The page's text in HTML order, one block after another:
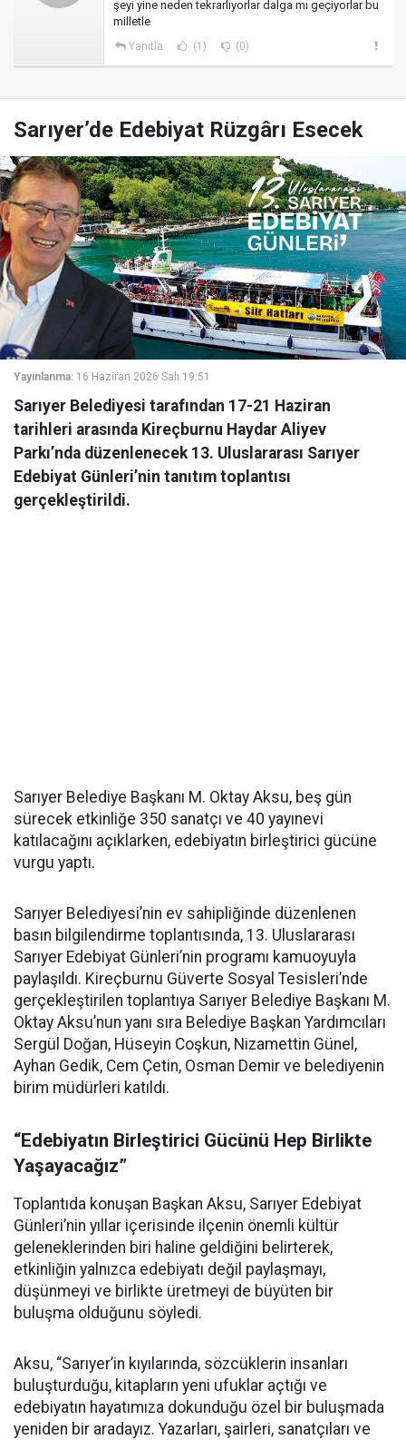
şeyi yine neden tekrarlıyorlar dalga mı geçiyorlar bu
milletle
Yanıtla (1) (0)
Sarıyer’de Edebiyat Rüzgârı Esecek
Yayınlanma: 16 Haziran 2026 Salı 19:51
Sarıyer Belediyesi tarafından 17-21 Haziran
tarihleri arasında Kireçburnu Haydar Aliyev
Parkı’nda düzenlenecek 13. Uluslararası Sarıyer
Edebiyat Günleri’nin tanıtım toplantısı
gerçekleştirildi.
Sarıyer Belediye Başkanı M. Oktay Aksu, beş gün
sürecek etkinliğe 350 sanatçı ve 40 yayınevi
katılacağını açıklarken, edebiyatın birleştirici gücüne
vurgu yaptı.
Sarıyer Belediyesi’nin ev sahipliğinde düzenlenen
basın bilgilendirme toplantısında, 13. Uluslararası
Sarıyer Edebiyat Günleri’nin programı kamuoyuyla
paylaşıldı. Kireçburnu Güverte Sosyal Tesisleri’nde
gerçekleştirilen toplantıya Sarıyer Belediye Başkanı M.
Oktay Aksu’nun yanı sıra Belediye Başkan Yardımcıları
Sergül Doğan, Hüseyin Coşkun, Nizamettin Günel,
Ayhan Gedik, Cem Çetin, Osman Demir ve belediyenin
birim müdürleri katıldı.
“Edebiyatın Birleştirici Gücünü Hep Birlikte
Yaşayacağız”
Toplantıda konuşan Başkan Aksu, Sarıyer Edebiyat
Günleri’nin yıllar içerisinde ilçenin önemli kültür
geleneklerinden biri haline geldiğini belirterek,
etkinliğin yalnızca edebiyatı değil paylaşmayı,
düşünmeyi ve birlikte üretmeyi de büyüten bir
buluşma olduğunu söyledi.
Aksu, “Sarıyer’in kıyılarında, sözcüklerin insanları
buluşturduğu, kitapların yeni ufuklar açtığı ve
edebiyatın hayatımıza dokunduğu özel bir buluşmada
yeniden bir aradayız. Yazarları, şairleri, sanatçıları ve